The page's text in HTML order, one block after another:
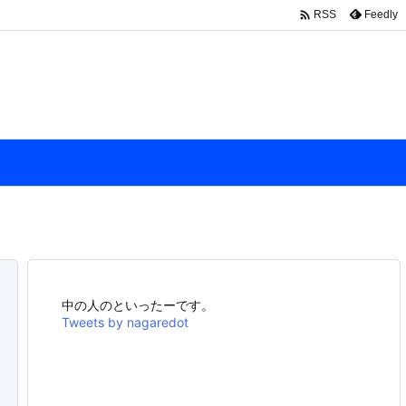
 RSS Feedly
中の人のといったーです。
Tweets by nagaredot